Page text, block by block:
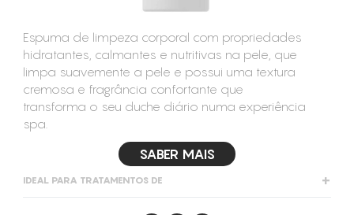
CONTACTOS
Espuma de limpeza corporal com propriedades
hidratantes, calmantes e nutritivas na pele, que
limpa suavemente a pele e possui uma textura
cremosa e fragrância confortante que
transforma o seu duche diário numa experiência
spa.
SABER MAIS
IDEAL PARA TRATAMENTOS DE